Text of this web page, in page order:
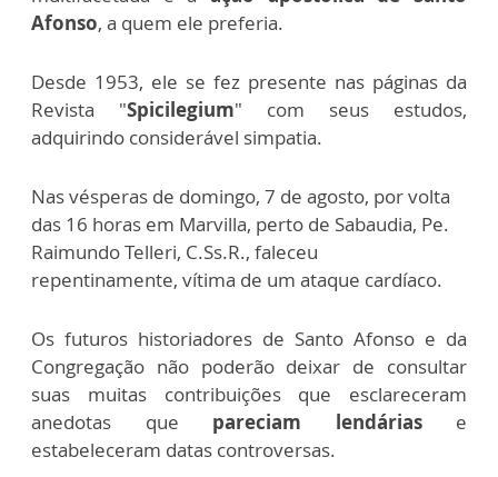
Afonso, a quem ele preferia.
Desde 1953, ele se fez presente nas páginas da
Revista "Spicilegium" com seus estudos,
adquirindo considerável simpatia.
Nas vésperas de domingo, 7 de agosto, por volta
das 16 horas em Marvilla, perto de Sabaudia, Pe.
Raimundo Telleri, C.Ss.R., faleceu
repentinamente, vítima de um ataque cardíaco.
Os futuros historiadores de Santo Afonso e da
Congregação não poderão deixar de consultar
suas muitas contribuições que esclareceram
anedotas que pareciam lendáriase
estabeleceram datas controversas.